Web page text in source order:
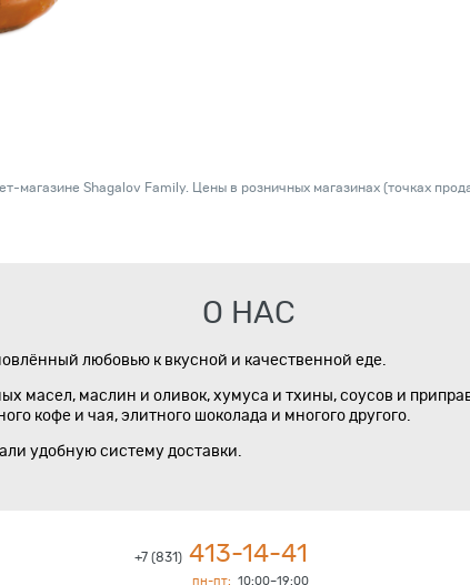
магазине Shagalov Family. Цены в розничных магазинах (точках
О НАС
любовью к вкусной и качественной еде.
масел, маслин и оливок, хумуса и тхины, соусов и
кофе и чая, элитного шоколада и многого другого.
удобную систему доставки.
+7 (831) 413-14-41
пн-пт: 10:00–19:00